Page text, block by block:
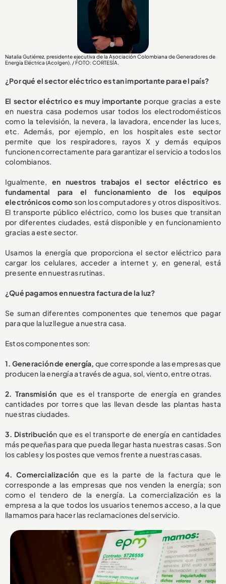
Natalia Gutiérrez, presidente ejecutiva de la Asociación Colombiana de Generadores de
Energía Eléctrica (Acolgen). / FOTO: CORTESÍA.
¿Por qué el sector eléctrico es tan importante para el país?
El sector eléctrico es muy importante porque gracias a este
en nuestra casa podemos usar todos los electrodomésticos
como la televisión, la nevera, la lavadora, encender las luces,
etc. Además, por ejemplo, en los hospitales este sector
permite que los respiradores, rayos X y demás equipos
funcionen correctamente para garantizar el servicio a todos los
colombianos.
Igualmente, en nuestros trabajos el sector eléctrico es
fundamental para el funcionamiento de los equipos
electrónicos comoson los computadores y otros dispositivos.
El transporte público eléctrico, como los buses que transitan
por diferentes ciudades, está disponible y en funcionamiento
gracias a este sector.
Usamos la energía que proporciona el sector eléctrico para
cargar los celulares, acceder a internet y, en general, está
presente en nuestras rutinas.
¿Qué pagamos en nuestra factura de la luz?
Se suman diferentes componentes que tenemos que pagar
para que la luz llegue a nuestra casa.
Estos componentes son:
1. Generación de energía, que corresponde a las empresas que
producen la energía a través de agua, sol, viento, entre otras.
2. Transmisión que es el transporte de energía en grandes
cantidades por torres que las llevan desde las plantas hasta
nuestras ciudades.
3. Distribución que es el transporte de energía en cantidades
más pequeñas para que pueda llegar hasta nuestras casas. Son
los cables y los postes que vemos frente a nuestras casas.
4. Comercialización que es la parte de la factura que le
corresponde a las empresas que nos venden la energía; son
como el tendero de la energía. La comercialización es la
empresa a la que todos los usuarios tenemos acceso, a la que
llamamos para hacer las reclamaciones del servicio.